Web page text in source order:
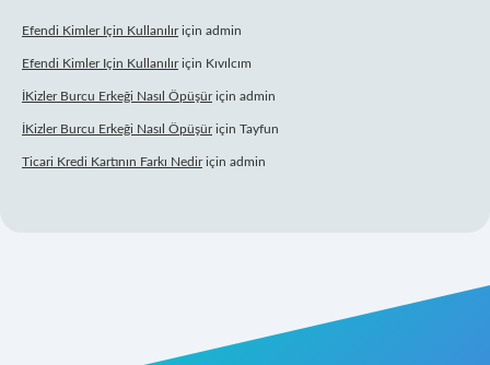
Efendi Kimler Için Kullanılıriçin admin
Efendi Kimler Için Kullanılıriçin Kıvılcım
İKizler Burcu Erkeği Nasıl Öpüşüriçin admin
İKizler Burcu Erkeği Nasıl Öpüşüriçin Tayfun
Ticari Kredi Kartının Farkı Nediriçin admin